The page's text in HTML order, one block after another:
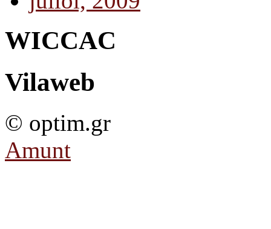
WICCAC
Vilaweb
© optim.gr
Amunt